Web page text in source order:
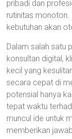
pribadi dan
rutinitas monoton.
kebutuhan akan
Dalam salah satu
konsultan digital,
kecil yang
secara cepat di
potensial hanya
tepat waktu
muncul ide untuk
memberikan